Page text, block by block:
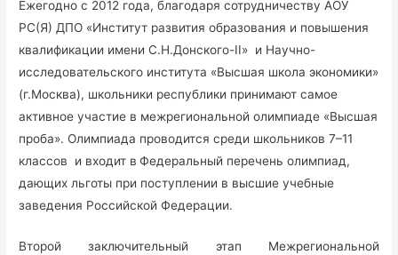
Ежегодно с 2012 года, благодаря сотрудничеству АОУ
РС(Я) ДПО «Институт развития образования и повышения
квалификации имени С.Н.Донского-II» и Научно-
исследовательского института «Высшая школа экономики»
(г.Москва), школьники республики принимают самое
активное участие в межрегиональной олимпиаде «Высшая
проба». Олимпиада проводится среди школьников 7–11
классов и входит в Федеральный перечень олимпиад,
дающих льготы при поступлении в высшие учебные
заведения Российской Федерации.
Второй заключительный этап Межрегиональной